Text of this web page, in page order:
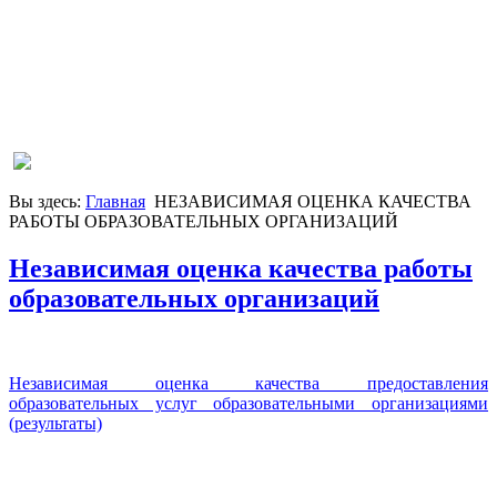
Вы здесь: Главная НЕЗАВИСИМАЯ ОЦЕНКА КАЧЕСТВА
РАБОТЫ ОБРАЗОВАТЕЛЬНЫХ ОРГАНИЗАЦИЙ
Независимая оценка качества работы
образовательных организаций
Независимая оценка качества предоставления
образовательных услуг образовательными организациями
(результаты)